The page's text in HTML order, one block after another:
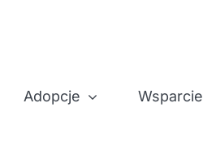
Adopcje Wsparcie